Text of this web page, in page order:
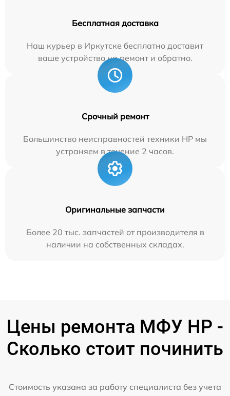
Бесплатная доставка
Наш курьер в Иркутске бесплатно доставит
ваше устройство на ремонт и обратно.
Срочный ремонт
Большинство неисправностей техники HP мы
устраняем в течение 2 часов.
Оригинальные запчасти
Более 20 тыс. запчастей от производителя в
наличии на собственных складах.
Цены ремонта МФУ HP -
Сколько стоит починить
Стоимость указана за работу специалиста без учета